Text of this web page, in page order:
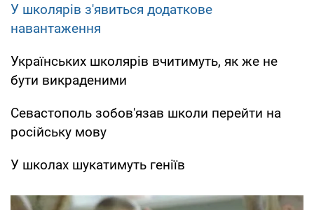
У школярів з'явиться додаткове
навантаження
Українських школярів вчитимуть, як же не
бути викраденими
Севастополь зобов'язав школи перейти на
російську мову
У школах шукатимуть геніїв